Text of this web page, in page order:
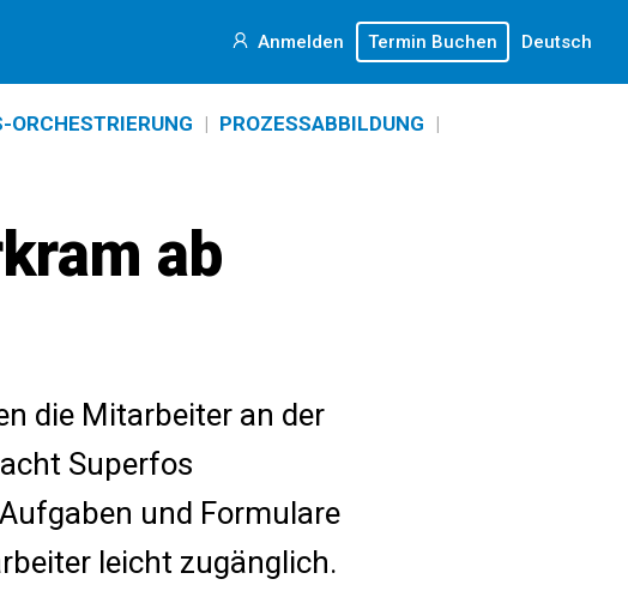
Anmelden Termin Buchen Deutsch
ORCHESTRIERUNG | PROZESSABBILDUNG |
ab
die Mitarbeiter an der
Superfos
und Formulare
leicht zugänglich.